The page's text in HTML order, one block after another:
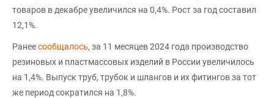
товаров в декабре увеличился на 0,4%. Рост за год составил
12,1%.
Ранеесообщалось, за 11 месяцев 2024 года производство
резиновых и пластмассовых изделий в России увеличилось
на 1,4%. Выпуск труб, трубок и шлангов и их фитингов за тот
же период сократился на 1,8%.